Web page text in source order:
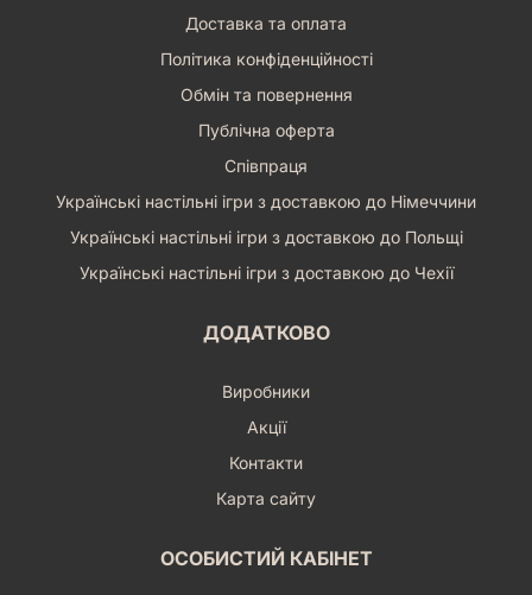
Доставка та оплата
Політика конфіденційності
Обмін та повернення
Публічна оферта
Співпраця
Українські настільні ігри з доставкою до Німеччини
Українські настільні ігри з доставкою до Польщі
Українські настільні ігри з доставкою до Чехії
ДОДАТКОВО
Виробники
Акції
Контакти
Карта сайту
ОСОБИСТИЙ КАБІНЕТ